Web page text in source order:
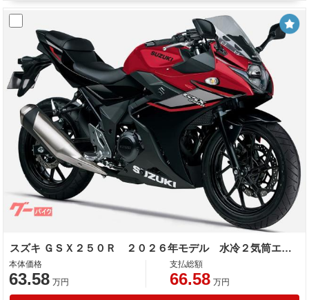
スズキ ＧＳＸ２５０Ｒ ２０２６年モデル 水冷２気筒エンジン
本体価格
63.58 万円
支払総額
66.58 万円